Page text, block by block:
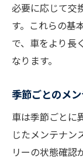
エア
ウイ
ライ
小さ
事故を未
ト
ブレ
必要に応じて交
す。これらの基
で、車をより長
なります。
季節ごとのメ
車は季節ごとに
じたメンテナン
リーの状態確認